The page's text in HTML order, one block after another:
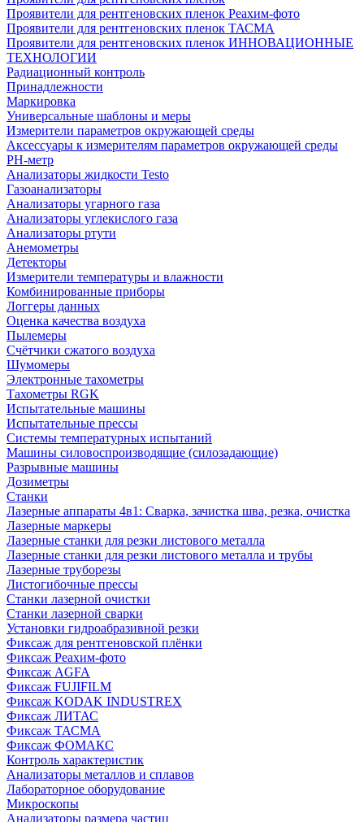
Проявители для рентгеновских пленок Реахим-фото
Проявители для рентгеновских пленок ТАСМА
Проявители для рентгеновских пленок ИННОВАЦИОННЫЕ
ТЕХНОЛОГИИ
Радиационный контроль
Принадлежности
Маркировка
Универсальные шаблоны и меры
Измерители параметров окружающей среды
Аксессуары к измерителям параметров окружающей среды
PH-метр
Анализаторы жидкости Testo
Газоанализаторы
Анализаторы угарного газа
Анализаторы углекислого газа
Анализаторы ртути
Анемометры
Детекторы
Измерители температуры и влажности
Комбинированные приборы
Логгеры данных
Оценка качества воздуха
Пылемеры
Счётчики сжатого воздуха
Шумомеры
Электронные тахометры
Тахометры RGK
Испытательные машины
Испытательные прессы
Системы температурных испытаний
Машины силовоспроизводящие (силозадающие)
Разрывные машины
Дозиметры
Станки
Лазерные аппараты 4в1: Сварка, зачистка шва, резка, очистка
Лазерные маркеры
Лазерные станки для резки листового металла
Лазерные станки для резки листового металла и трубы
Лазерные труборезы
Листогибочные прессы
Станки лазерной очистки
Станки лазерной сварки
Установки гидроабразивной резки
Фиксаж для рентгеновской плёнки
Фиксаж Реахим-фото
Фиксаж AGFA
Фиксаж FUJIFILM
Фиксаж KODAK INDUSTREX
Фиксаж ЛИТАС
Фиксаж ТАСМА
Фиксаж ФОМАКС
Контроль характеристик
Анализаторы металлов и сплавов
Лабораторное оборудование
Микроскопы
Анализаторы размера частиц